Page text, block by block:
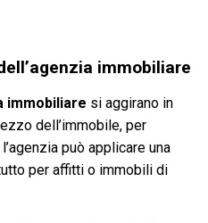
immobiliare
immobiliare si aggirano in
dell’immobile, per
può applicare una
per affitti o immobili di